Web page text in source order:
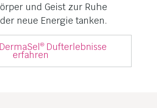
und Geist zur Ruhe
neue Energie tanken.
® Dufterlebnisse
erfahren